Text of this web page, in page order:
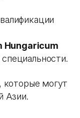
Hungaricum
которые могут
Азии.